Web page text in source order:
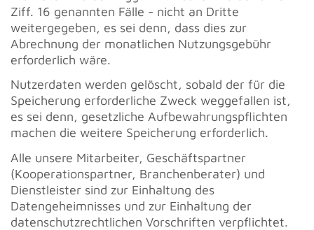
Ziff. 16 genannten Fälle - nicht an Dritte
weitergegeben, es sei denn, dass dies zur
Abrechnung der monatlichen Nutzungsgebühr
erforderlich wäre.
Nutzerdaten werden gelöscht, sobald der für die
Speicherung erforderliche Zweck weggefallen ist,
es sei denn, gesetzliche Aufbewahrungspflichten
machen die weitere Speicherung erforderlich.
Alle unsere Mitarbeiter, Geschäftspartner
(Kooperationspartner, Branchenberater) und
Dienstleister sind zur Einhaltung des
Datengeheimnisses und zur Einhaltung der
datenschutzrechtlichen Vorschriften verpflichtet.